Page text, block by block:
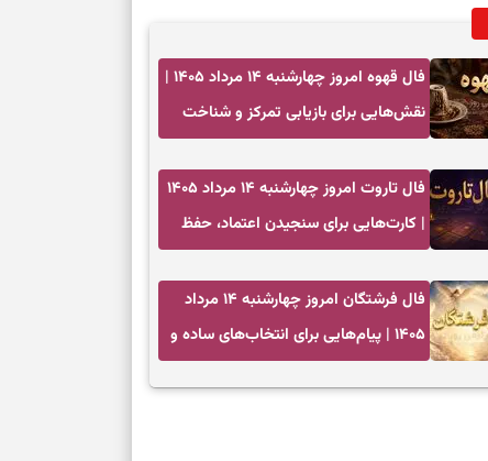
فال قهوه امروز چهارشنبه ۱۴ مرداد ۱۴۰۵ |
نقش‌هایی برای بازیابی تمرکز و شناخت
فال تاروت امروز چهارشنبه ۱۴ مرداد ۱۴۰۵
| کارت‌هایی برای سنجیدن اعتماد، حفظ
فال فرشتگان امروز چهارشنبه ۱۴ مرداد
۱۴۰۵ | پیام‌هایی برای انتخاب‌های ساده و